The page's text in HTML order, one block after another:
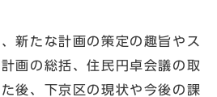
新たな計画の策定の趣旨やス
画の総括、住民円卓会議の取
後、下京区の現状や今後の課